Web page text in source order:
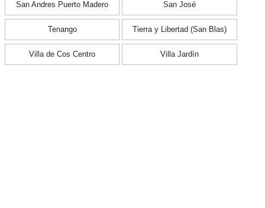
San Andres Puerto Madero San José
Tenango Tierra y Libertad (San Blas)
Villa de Cos Centro Villa Jardín